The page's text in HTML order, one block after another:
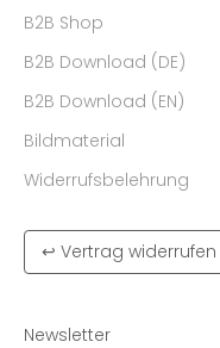
B2B Shop
B2B Download (DE)
B2B Download (EN)
Bildmaterial
Widerrufsbelehrung
↩ Vertrag widerrufen
Newsletter